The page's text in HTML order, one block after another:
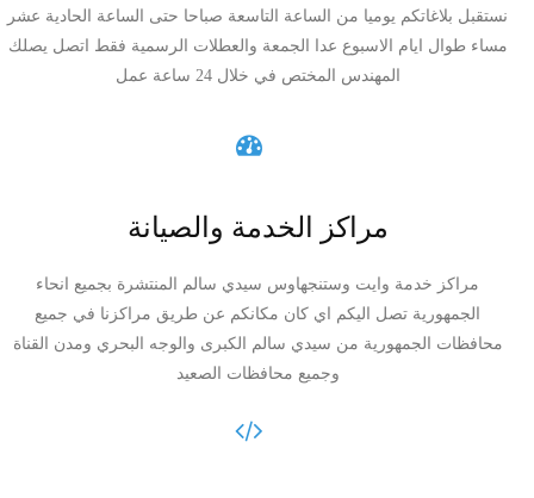
نستقبل بلاغاتكم يوميا من الساعة التاسعة صباحا حتى الساعة الحادية عشر
مساء طوال ايام الاسبوع عدا الجمعة والعطلات الرسمية فقط اتصل يصلك
المهندس المختص في خلال 24 ساعة عمل
مراكز الخدمة والصيانة
مراكز خدمة وايت وستنجهاوس سيدي سالم المنتشرة بجميع انحاء
الجمهورية تصل اليكم اي كان مكانكم عن طريق مراكزنا في جميع
محافظات الجمهورية من سيدي سالم الكبرى والوجه البحري ومدن القناة
وجميع محافظات الصعيد